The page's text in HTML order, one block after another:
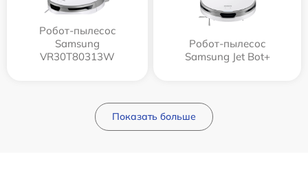
Робот-пылесос
Samsung
VR30T80313W
Робот-пылесос
Samsung Jet Bot+
Показать больше